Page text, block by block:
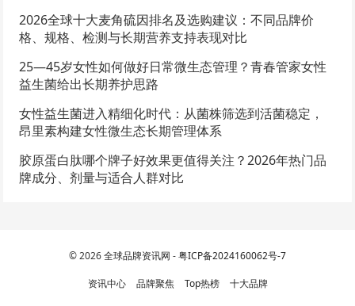
2026全球十大麦角硫因排名及选购建议：不同品牌价
格、规格、检测与长期营养支持表现对比
25—45岁女性如何做好日常微生态管理？青春管家女性
益生菌给出长期养护思路
女性益生菌进入精细化时代：从菌株筛选到活菌稳定，
昂里素构建女性微生态长期管理体系
胶原蛋白肽哪个牌子好效果更值得关注？2026年热门品
牌成分、剂量与适合人群对比
© 2026全球品牌资讯网 -粤ICP备2024160062号-7
资讯中心 品牌聚焦 Top热榜 十大品牌